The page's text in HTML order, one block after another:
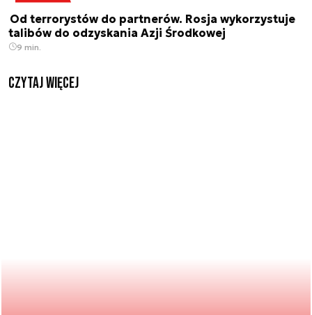
Od terrorystów do partnerów. Rosja wykorzystuje
talibów do odzyskania Azji Środkowej
9 min.
czytaj więcej